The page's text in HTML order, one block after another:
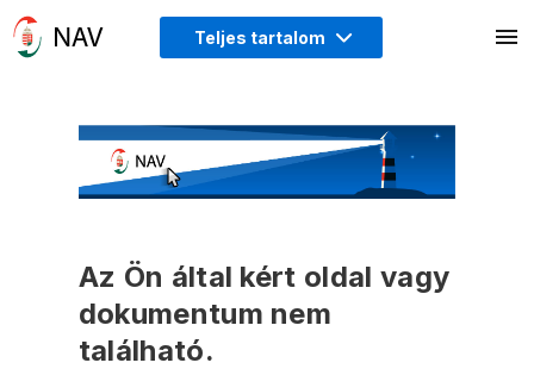
Teljes tartalom
Az Ön által kért oldal vagy
dokumentum nem
található.